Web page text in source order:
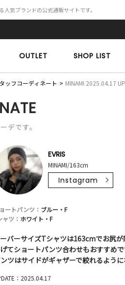
人気ブランドの公式通販サイトです。
OUTLET SHOP LIST
ッフコーディネート MINAMI 2025.04.17 UP
デです。
EVRIS
MINAMI/163cm
Instagram
ートパンツ： ブルー・F
ャツ： ホワイト・F
バーサイズTシャツは163cmでお尻
てショートパンツ合わせもおすすめで
ツはサイドがギャザーで絞れるように
：2025.04.17